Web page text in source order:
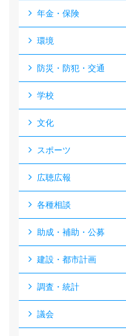
年金・保険
環境
防災・防犯・交通
学校
文化
スポーツ
広聴広報
各種相談
助成・補助・公募
建設・都市計画
調査・統計
議会